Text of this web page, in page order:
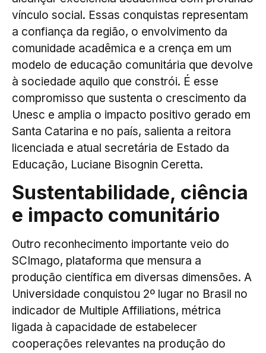
vínculo social. Essas conquistas representam
a confiança da região, o envolvimento da
comunidade acadêmica e a crença em um
modelo de educação comunitária que devolve
à sociedade aquilo que constrói. É esse
compromisso que sustenta o crescimento da
Unesc e amplia o impacto positivo gerado em
Santa Catarina e no país, salienta a reitora
licenciada e atual secretária de Estado da
Educação, Luciane Bisognin Ceretta.
Sustentabilidade, ciência
e impacto comunitário
Outro reconhecimento importante veio do
SCImago, plataforma que mensura a
produção científica em diversas dimensões. A
Universidade conquistou 2º lugar no Brasil no
indicador de Multiple Affiliations, métrica
ligada à capacidade de estabelecer
cooperações relevantes na produção do